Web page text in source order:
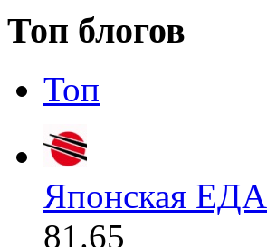
Топ блогов
Топ
Японская ЕДА
81.65